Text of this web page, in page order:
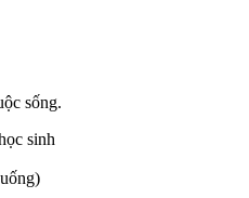
sống.
sinh